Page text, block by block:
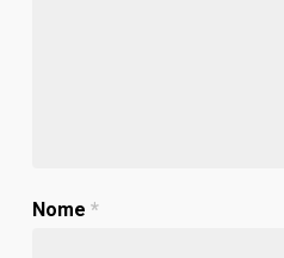
Nome *